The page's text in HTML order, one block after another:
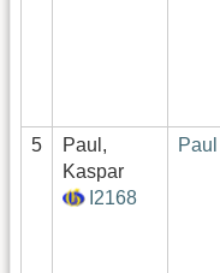
5
Paul,
Kaspar
I2168
Paul